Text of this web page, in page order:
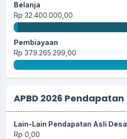
Belanja
Rp 32.400.000,00
Pembiayaan
Rp 379.265.299,00
APBD 2026 Pendapatan
Lain-Lain Pendapatan Asli Desa
Rp 0,00